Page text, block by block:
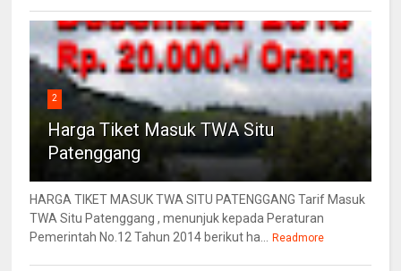
2
Harga Tiket Masuk TWA Situ
Patenggang
HARGA TIKET MASUK TWA SITU PATENGGANG Tarif Masuk
TWA Situ Patenggang , menunjuk kepada Peraturan
Pemerintah No.12 Tahun 2014 berikut ha...
Readmore